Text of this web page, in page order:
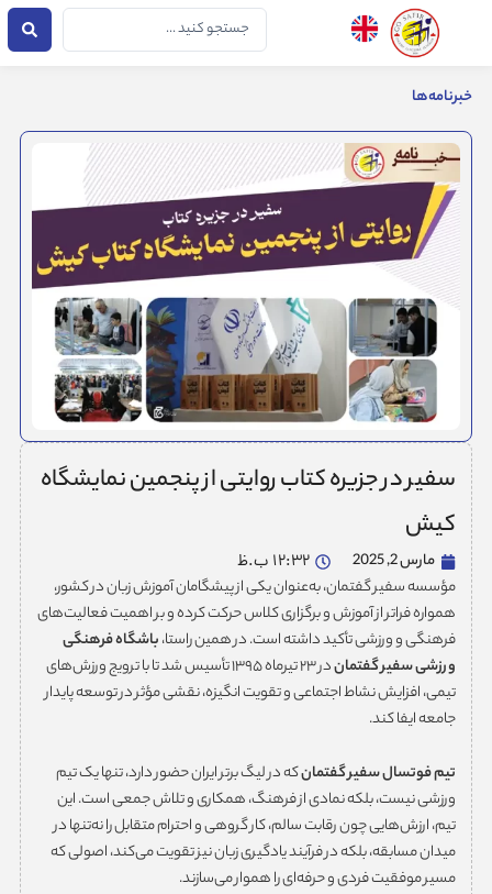
جستجو
خبرنامه‌ها
سفیر در جزیره کتاب روایتی از پنجمین نمایشگاه
کیش
مارس 2, 2025
12:32 ب.ظ
مؤسسه سفیر گفتمان، به‌عنوان یکی از پیشگامان آموزش زبان در کشور،
همواره فراتر از آموزش و برگزاری کلاس حرکت کرده و بر اهمیت فعالیت‌های
فرهنگی و ورزشی تأکید داشته است. در همین راستا،باشگاه فرهنگی
ورزشی سفیر گفتمان
در ۲۳ تیرماه ۱۳۹۵ تأسیس شد تا با ترویج ورزش‌های
تیمی، افزایش نشاط اجتماعی و تقویت انگیزه، نقشی مؤثر در توسعه پایدار
جامعه ایفا کند.
تیم فوتسال سفیر گفتمانکه در لیگ برتر ایران حضور دارد، تنها یک تیم
ورزشی نیست، بلکه نمادی از فرهنگ، همکاری و تلاش جمعی است. این
تیم، ارزش‌هایی چون رقابت سالم، کار گروهی و احترام متقابل را نه‌تنها در
میدان مسابقه، بلکه در فرآیند یادگیری زبان نیز تقویت می‌کند، اصولی که
مسیر موفقیت فردی و حرفه‌ای را هموار می‌سازند.